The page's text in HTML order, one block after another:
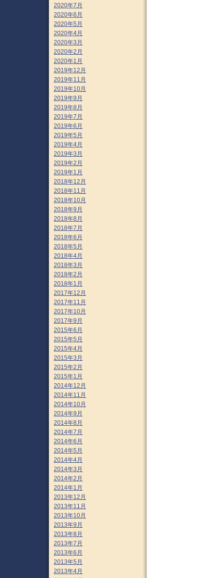
2020年7月
2020年6月
2020年5月
2020年4月
2020年3月
2020年2月
2020年1月
2019年12月
2019年11月
2019年10月
2019年9月
2019年8月
2019年7月
2019年6月
2019年5月
2019年4月
2019年3月
2019年2月
2019年1月
2018年12月
2018年11月
2018年10月
2018年9月
2018年8月
2018年7月
2018年6月
2018年5月
2018年4月
2018年3月
2018年2月
2018年1月
2017年12月
2017年11月
2017年10月
2017年9月
2015年6月
2015年5月
2015年4月
2015年3月
2015年2月
2015年1月
2014年12月
2014年11月
2014年10月
2014年9月
2014年8月
2014年7月
2014年6月
2014年5月
2014年4月
2014年3月
2014年2月
2014年1月
2013年12月
2013年11月
2013年10月
2013年9月
2013年8月
2013年7月
2013年6月
2013年5月
2013年4月